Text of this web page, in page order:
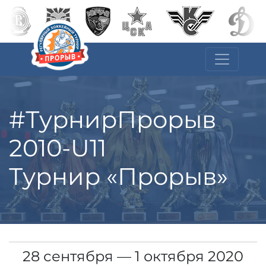
#ТурнирПрорыв
2010-U11
Турнир «Прорыв»
28 сентября — 1 октября 2020